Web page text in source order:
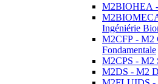
M2BIOHEA -
Ingéniérie
M2CFP - M2
Fondamentale
M2CPS - M2
M2DS - M2